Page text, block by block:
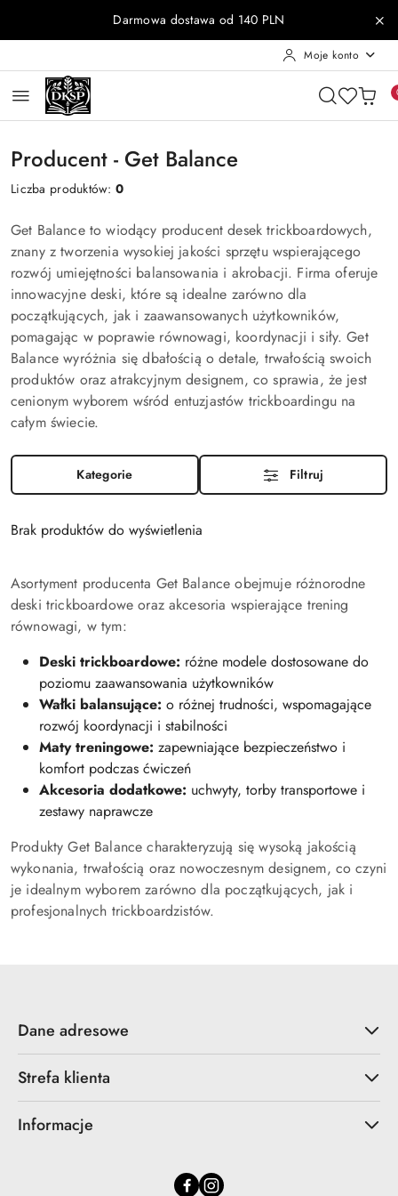
Przejdź do treści głównej
Przejdź do wyszukiwarki
Przejdź do moje konto
Przejdź do menu głównego
Przejdź do stopkiDarmowa dostawa od 140 PLN
Moje konto
Producent - Get Balance
Liczba produktów:0
Get Balance to wiodący producent desek trickboardowych,
znany z tworzenia wysokiej jakości sprzętu wspierającego
rozwój umiejętności balansowania i akrobacji. Firma oferuje
innowacyjne deski, które są idealne zarówno dla
początkujących, jak i zaawansowanych użytkowników,
pomagając w poprawie równowagi, koordynacji i siły. Get
Balance wyróżnia się dbałością o detale, trwałością swoich
produktów oraz atrakcyjnym designem, co sprawia, że jest
cenionym wyborem wśród entuzjastów trickboardingu na
całym świecie.
Kategorie Filtruj
Brak produktów do wyświetlenia
Asortyment producenta Get Balance obejmuje różnorodne
deski trickboardowe oraz akcesoria wspierające trening
równowagi, w tym:
Deski trickboardowe: różne modele dostosowane do
poziomu zaawansowania użytkowników
Wałki balansujące: o różnej trudności, wspomagające
rozwój koordynacji i stabilności
Maty treningowe: zapewniające bezpieczeństwo i
komfort podczas ćwiczeń
Akcesoria dodatkowe: uchwyty, torby transportowe i
zestawy naprawcze
Produkty Get Balance charakteryzują się wysoką jakością
wykonania, trwałością oraz nowoczesnym designem, co czyni
je idealnym wyborem zarówno dla początkujących, jak i
profesjonalnych trickboardzistów.
Dane adresowe
Strefa klienta
Informacje